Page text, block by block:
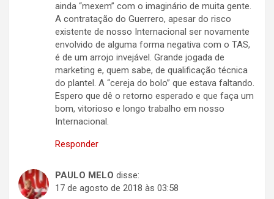
ainda “mexem” com o imaginário de muita gente.
A contratação do Guerrero, apesar do risco
existente de nosso Internacional ser novamente
envolvido de alguma forma negativa com o TAS,
é de um arrojo invejável. Grande jogada de
marketing e, quem sabe, de qualificação técnica
do plantel. A “cereja do bolo” que estava faltando.
Espero que dê o retorno esperado e que faça um
bom, vitorioso e longo trabalho em nosso
Internacional.
Responder
PAULO MELO disse:
17 de agosto de 2018 às 03:58